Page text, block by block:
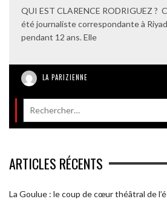
QUI EST CLARENCE RODRIGUEZ ?
été journaliste correspondante à
pendant 12 ans. Elle
LA PARIZIENNE
ARTICLES RÉCENTS
La Goulue : le coup de cœur théâtral de